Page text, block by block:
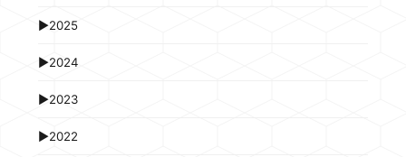
►2025
►2024
►2023
►2022